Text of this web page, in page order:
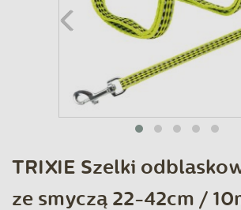
TRIXIE Szelki
ze smyczą 22-42cm /